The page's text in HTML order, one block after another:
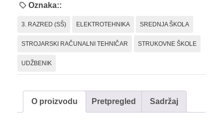
Oznaka::
3. RAZRED (SŠ) ELEKTROTEHNIKA SREDNJA ŠKOLA
STROJARSKI RAČUNALNI TEHNIČAR STRUKOVNE ŠKOLE
UDŽBENIK
O proizvodu Pretpregled Sadržaj